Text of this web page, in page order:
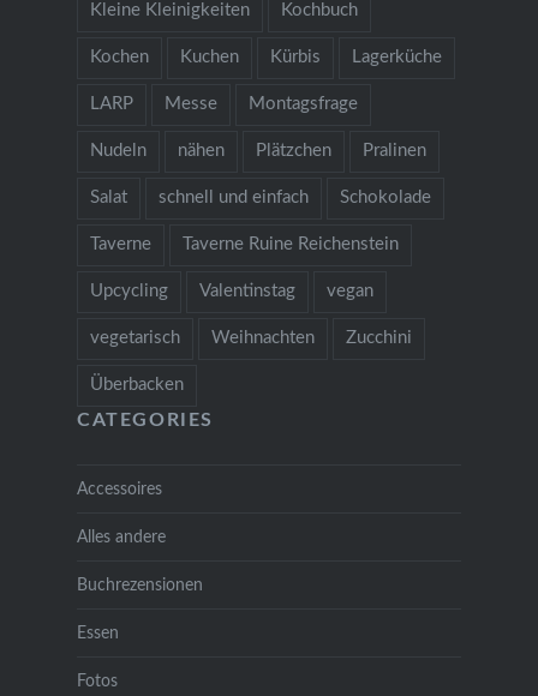
Kleine Kleinigkeiten Kochbuch
Kochen Kuchen Kürbis Lagerküche
LARP Messe Montagsfrage
Nudeln nähen Plätzchen Pralinen
Salat schnell und einfach Schokolade
Taverne Taverne Ruine Reichenstein
Upcycling Valentinstag vegan
vegetarisch Weihnachten Zucchini
Überbacken
CATEGORIES
Accessoires
Alles andere
Buchrezensionen
Essen
Fotos